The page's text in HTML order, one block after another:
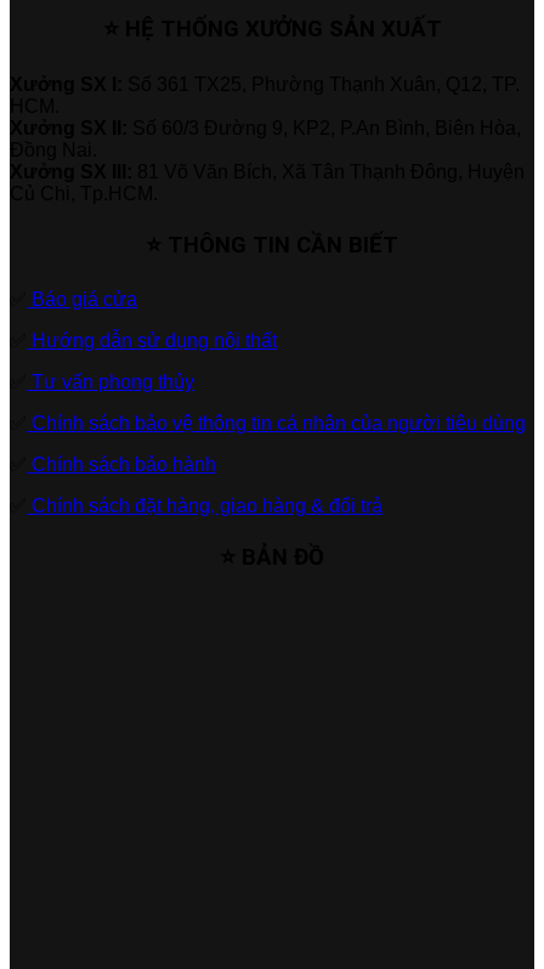
Báo giá cửa
Hướng dẫn sử dụng nội thất
Tư vấn phong thủy
Chính sách bảo vệ thông tin cá nhân của người tiêu dùng
Chính sách bảo hành
Chính sách đặt hàng, giao hàng & đổi trả